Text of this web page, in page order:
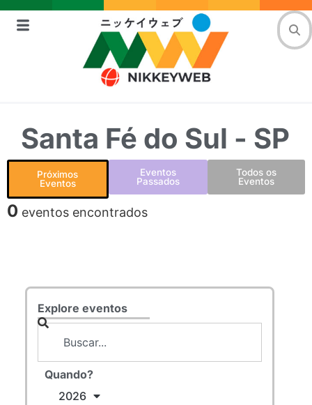
Santa Fé do Sul - SP
Próximos
Eventos
Eventos
Passados
Todos os
Eventos
0 eventos encontrados
Explore eventos
Quando?
2026